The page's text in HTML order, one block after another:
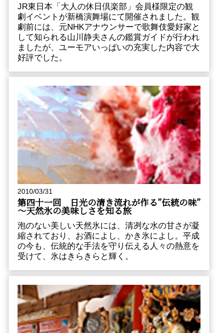
JR東日本「大人の休日倶楽部」会員様限定の観
劇イベントが新橋演舞場にて開催されました。観
劇前には、元NHKアナウンサーで歌舞伎愛好家と
して知られる山川静夫さんの鑑賞ガイドが行われ
ましたが、ユーモアいっぱいの充実した内容で大
好評でした。
2010/03/31
第四十一回 日光の清き流れが作る”伝統の味”
～天然氷の美味しさを知る旅
泡のない美しい天然氷には、清冽な水の甘さが凝
縮されており、お酒によし、かき氷によし。平成
の今も、伝統的な手法を守り伝える人々の熱意を
受けて、氷はきらきらと輝く。